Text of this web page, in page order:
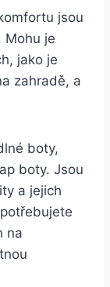
jsou
Mohu‍ je
jako je
zahradě, a
boty,
boty. Jsou
⁤a jejich
na